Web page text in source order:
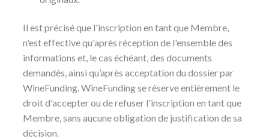
Il est précisé que l'inscription en tant que Membre,
n'est effective qu'après réception de l'ensemble des
informations et, le cas échéant, des documents
demandés, ainsi qu’après acceptation du dossier par
WineFunding. WineFunding se réserve entièrement le
droit d'accepter ou de refuser l'inscription en tant que
Membre, sans aucune obligation de justification de sa
décision.